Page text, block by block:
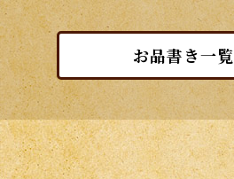
を持っておすすめできる一皿です。
お品書き一覧